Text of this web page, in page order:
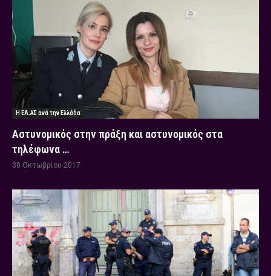
Η ΕΛ.ΑΣ ανά την Ελλάδα
Αστυνομικός στην πράξη και αστυνομικός στα
τηλέφωνα …
30 Οκτωβρίου 2017